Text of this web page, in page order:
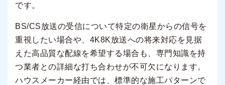
です。
BS/CS放送の受信について特定の衛星からの信号を
重視したい場合や、4K8K放送への将来対応を見据
えた高品質な配線を希望する場合も、専門知識を持
つ業者との詳細な打ち合わせが不可欠になります。
ハウスメーカー経由では、標準的な施工パターンで